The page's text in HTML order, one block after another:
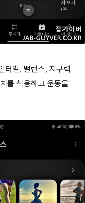
터벌, 밸런스, 지구력
를 착용하고 운동을